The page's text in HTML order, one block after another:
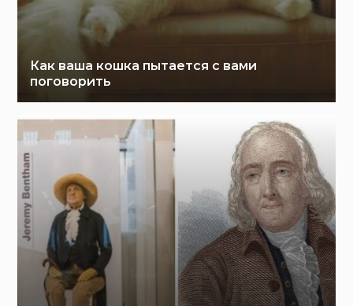
Как ваша кошка пытается с вами
поговорить